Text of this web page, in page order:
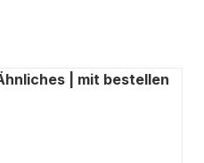
| mit bestellen